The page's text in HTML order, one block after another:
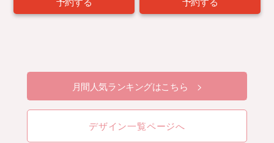
月間人気ランキングはこちら >
デザイン一覧ページへ